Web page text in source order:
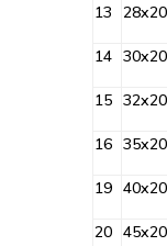
13
14
15
16
19
20